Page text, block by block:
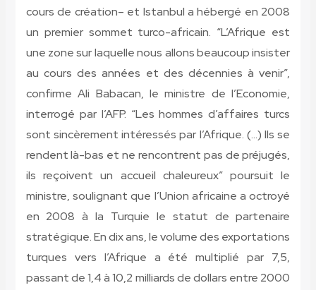
cours de création– et Istanbul a hébergé en 2008
un premier sommet turco-africain. “L’Afrique est
une zone sur laquelle nous allons beaucoup insister
au cours des années et des décennies à venir”,
confirme Ali Babacan, le ministre de l’Economie,
interrogé par l’AFP. “Les hommes d’affaires turcs
sont sincèrement intéressés par l’Afrique. (…) Ils se
rendent là-bas et ne rencontrent pas de préjugés,
ils reçoivent un accueil chaleureux” poursuit le
ministre, soulignant que l’Union africaine a octroyé
en 2008 à la Turquie le statut de partenaire
stratégique. En dix ans, le volume des exportations
turques vers l’Afrique a été multiplié par 7,5,
passant de 1,4 à 10,2 milliards de dollars entre 2000